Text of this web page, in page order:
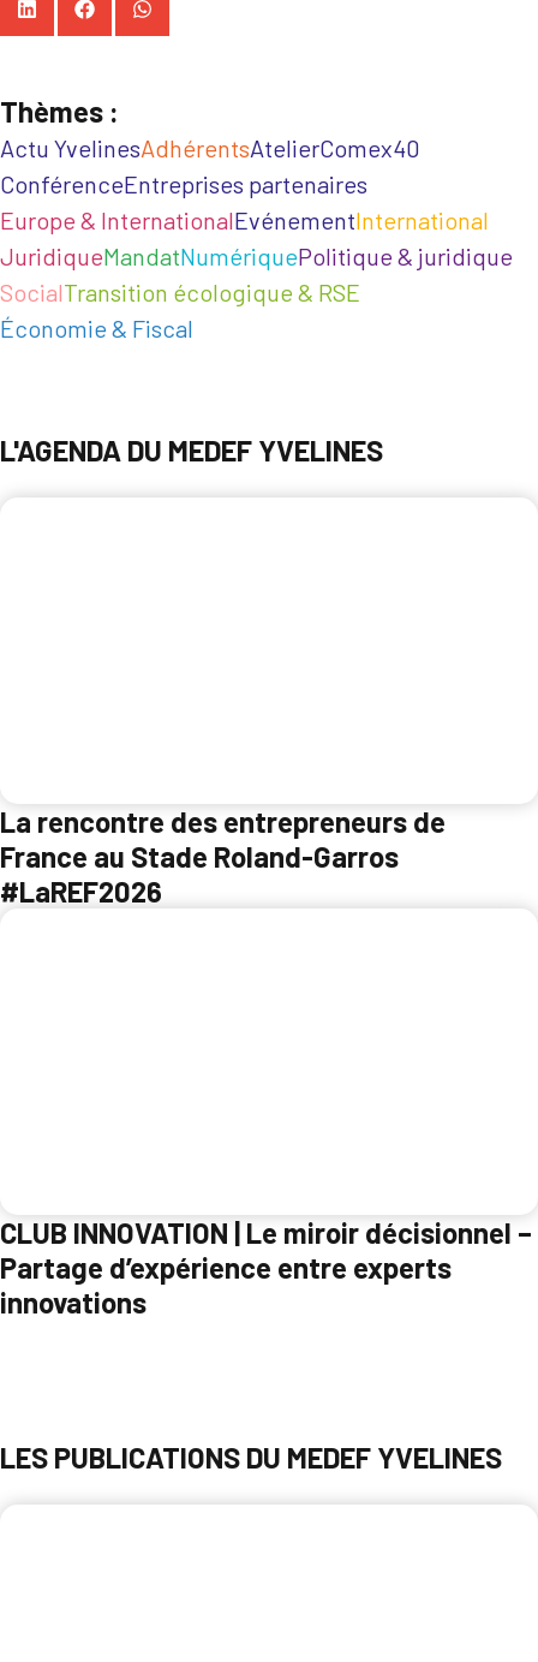
Thèmes :
Actu YvelinesAdhérentsAtelierComex40
ConférenceEntreprises partenaires
Europe & InternationalEvénementInternational
JuridiqueMandatNumériquePolitique & juridique
SocialTransition écologique & RSE
Économie & Fiscal
L'AGENDA DU MEDEF YVELINES
La rencontre des entrepreneurs de
France au Stade Roland-Garros
#LaREF2026
CLUB INNOVATION | Le miroir décisionnel –
Partage d’expérience entre experts
innovations
LES PUBLICATIONS DU MEDEF YVELINES